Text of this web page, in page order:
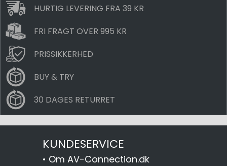
HURTIG LEVERING FRA 39 KR
FRI FRAGT OVER 995 KR
PRISSIKKERHED
BUY & TRY
30 DAGES RETURRET
KUNDESERVICE
• Om AV-Connection.dk